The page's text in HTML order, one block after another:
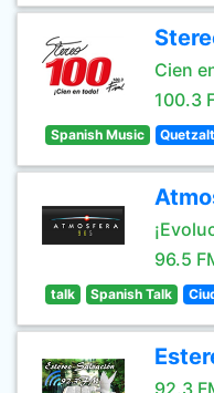
Cien
100.3
Spanish Music
96.5
talk Spanish Talk
92.3